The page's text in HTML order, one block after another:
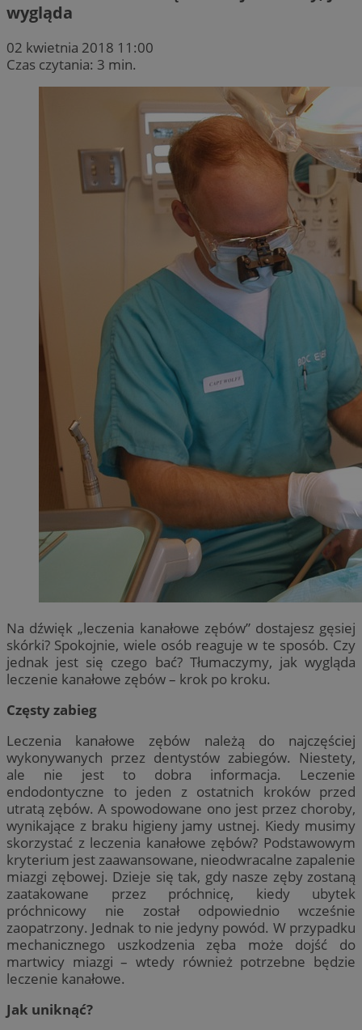
wygląda
02 kwietnia 2018 11:00
Czas czytania: 3 min.
Na dźwięk „leczenia kanałowe zębów” dostajesz gęsiej
skórki? Spokojnie, wiele osób reaguje w te sposób. Czy
jednak jest się czego bać? Tłumaczymy, jak wygląda
leczenie kanałowe zębów – krok po kroku.
Częsty zabieg
Leczenia kanałowe zębów należą do najczęściej
wykonywanych przez dentystów zabiegów. Niestety,
ale nie jest to dobra informacja. Leczenie
endodontyczne to jeden z ostatnich kroków przed
utratą zębów. A spowodowane ono jest przez choroby,
wynikające z braku higieny jamy ustnej. Kiedy musimy
skorzystać z leczenia kanałowe zębów? Podstawowym
kryterium jest zaawansowane, nieodwracalne zapalenie
miazgi zębowej. Dzieje się tak, gdy nasze zęby zostaną
zaatakowane przez próchnicę, kiedy ubytek
próchnicowy nie został odpowiednio wcześnie
zaopatrzony. Jednak to nie jedyny powód. W przypadku
mechanicznego uszkodzenia zęba może dojść do
martwicy miazgi – wtedy również potrzebne będzie
leczenie kanałowe.
Jak uniknąć?